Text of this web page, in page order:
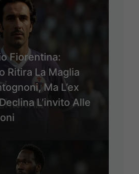
Fiorentina:
Ritira La Maglia
Ma L’ex
L’invito Alle